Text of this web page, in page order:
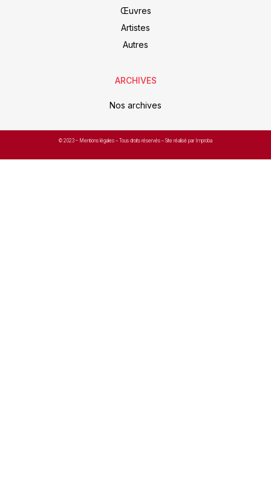
Œuvres
Artistes
Autres
ARCHIVES
Nos archives
© 2023 – Mentions légales – Tous droits réservés – Site réalisé par Improba